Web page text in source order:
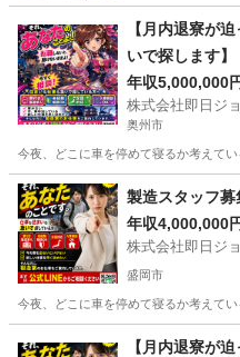
【月内退寮が
いで探します】
年収5,000,000
株式会社即日ジ
奥州市
今夜、どこに車を停めて寝るか考えて
岩手 奥州市 その他
製造スタッフ
年収4,000,000
株式会社即日ジ
盛岡市
今夜、どこに車を停めて寝るか考えて
その他 未経験
【月内退寮が